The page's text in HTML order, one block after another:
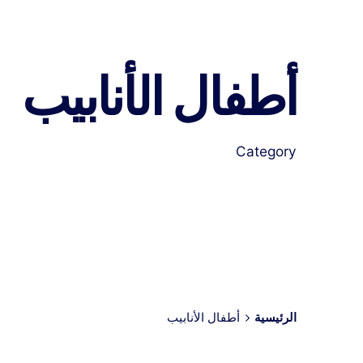
أطفال الأنابيب
Category
الرئيسية أطفال الأنابيب